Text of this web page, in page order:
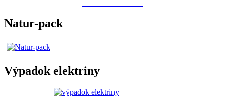
Natur-pack
Výpadok elektriny